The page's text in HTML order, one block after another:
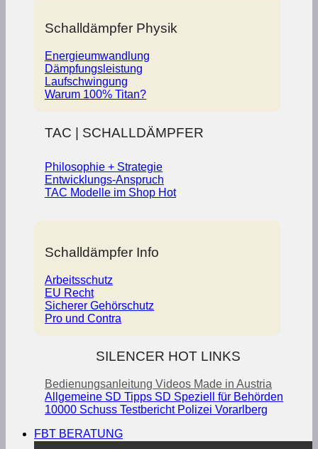
Schalldämpfer Physik
Energieumwandlung
Dämpfungsleistung
Laufschwingung
Warum 100% Titan?
TAC | SCHALLDÄMPFER
Philosophie + Strategie
Entwicklungs-Anspruch
TAC Modelle im Shop
Schalldämpfer Info
Arbeitsschutz
EU Recht
Sicherer Gehörschutz
Pro und Contra
SILENCER HOT LINKS
Bedienungsanleitung Videos Made in Austria
Allgemeine SD Tipps SD Speziell für Behörden
10000 Schuss Testbericht Polizei Vorarlberg
FBT BERATUNG